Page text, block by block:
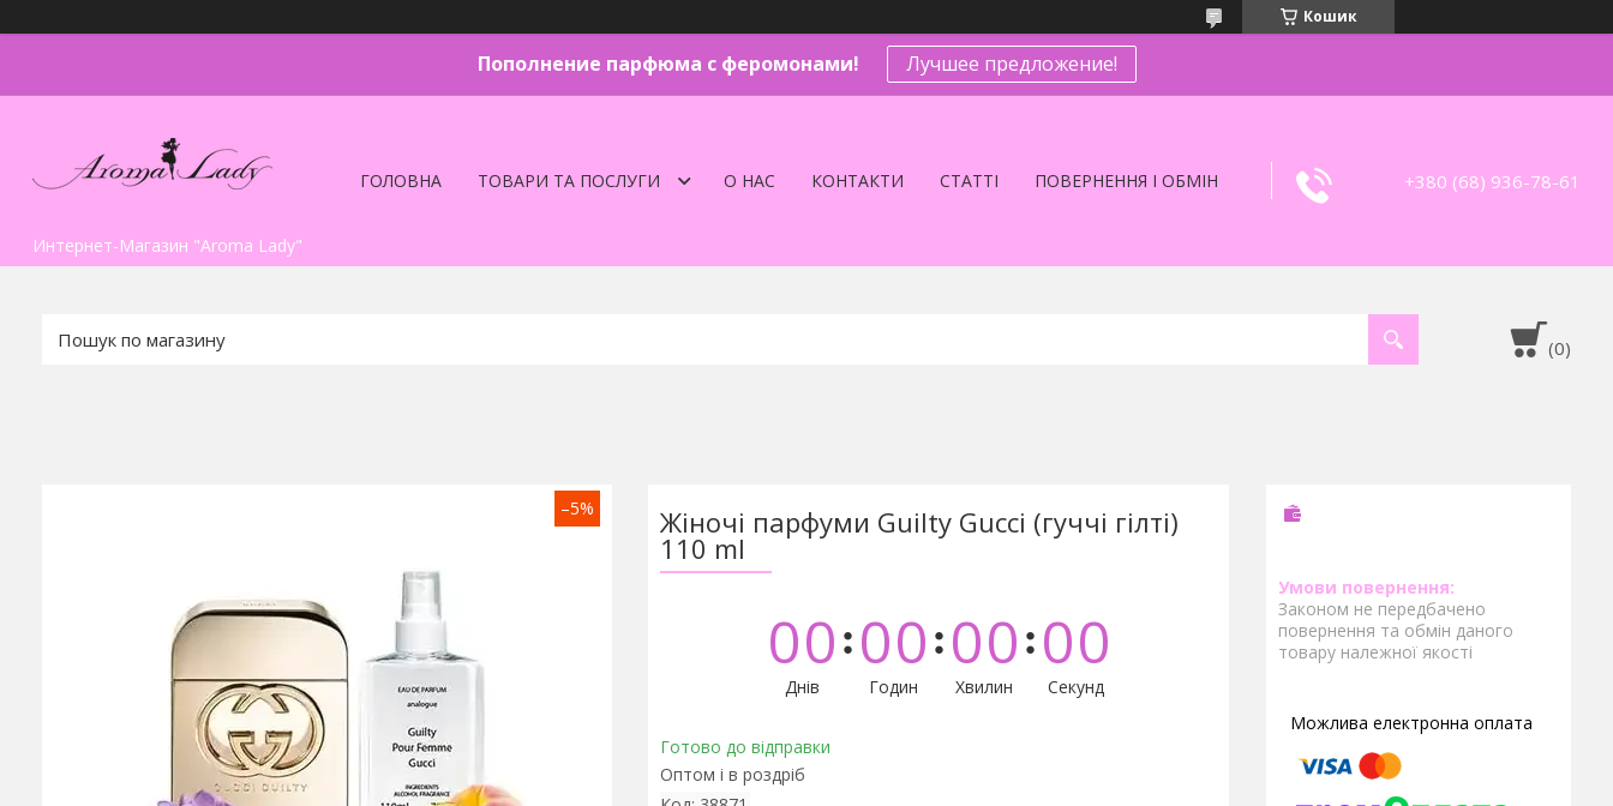
Кошик
Пополнение парфюма с феромонами! Лучшее предложение!
Интернет-Магазин "Aroma Lady"
ГОЛОВНА ТОВАРИ ТА ПОСЛУГИ О НАС КОНТАКТИ СТАТТІ ПОВЕРНЕННЯ І ОБМІН +380 (68) 936-78-61
–5% Жіночі парфуми Guilty Gucci (гуччі гілті)
110 ml
00
Днів
00
Годин
00
Хвилин
00
Секунд
Готово до відправки
Оптом і в роздріб
Законом не передбачено
повернення та обмін даного
товару належної якості